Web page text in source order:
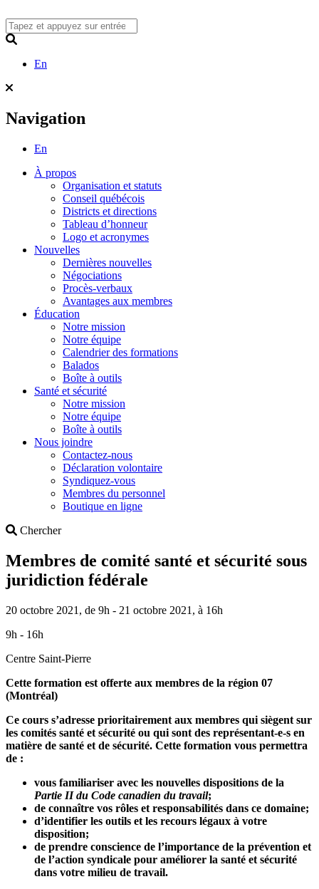
to
content
En
Navigation
En
À propos
Organisation et statuts
Conseil québécois
Districts et directions
Tableau d’honneur
Logo et acronymes
Nouvelles
Dernières nouvelles
Négociations
Procès-verbaux
Avantages aux membres
Éducation
Notre mission
Notre équipe
Calendrier des formations
Balados
Boîte à outils
Santé et sécurité
Notre mission
Notre équipe
Boîte à outils
Nous joindre
Contactez-nous
Déclaration volontaire
Syndiquez-vous
Membres du personnel
Boutique en ligne
ChercherSearch
Membres de comité santé et sécurité sous
juridiction fédérale
20 octobre 2021, de 9h - 21 octobre 2021, à 16h
9h - 16h
Centre Saint-Pierre
Cette formation est offerte aux membres de la région 07
(Montréal)
Ce cours s’adresse prioritairement aux membres qui siègent sur
les comités santé et sécurité ou qui sont des représentant-e-s en
matière de santé et de sécurité. Cette formation vous permettra
de :
vous familiariser avec les nouvelles dispositions de la
Partie II du Code canadien du travail;
de connaître vos rôles et responsabilités dans ce domaine;
d’identifier les outils et les recours légaux à votre
disposition;
de prendre conscience de l’importance de la prévention et
de l’action syndicale pour améliorer la santé et sécurité
dans votre milieu de travail.